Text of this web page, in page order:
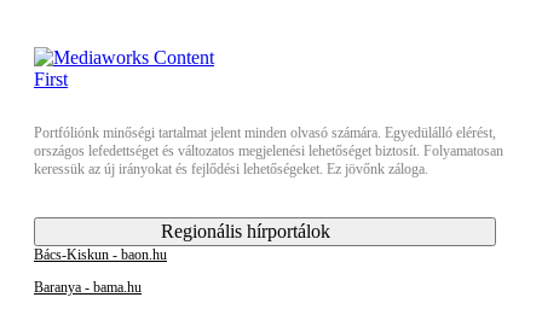
Portfóliónk minőségi tartalmat jelent minden olvasó számára. Egyedülálló elérést,
országos lefedettséget és változatos megjelenési lehetőséget biztosít. Folyamatosan
keressük az új irányokat és fejlődési lehetőségeket. Ez jövőnk záloga.
Regionális hírportálok
Bács-Kiskun - baon.hu
Baranya - bama.hu